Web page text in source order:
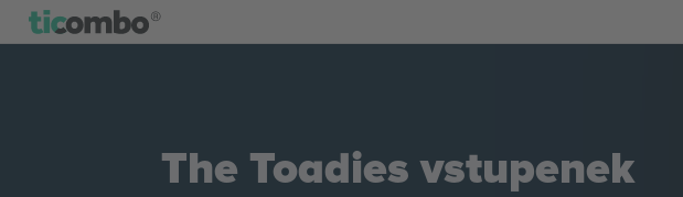
The Toadies vstupenek